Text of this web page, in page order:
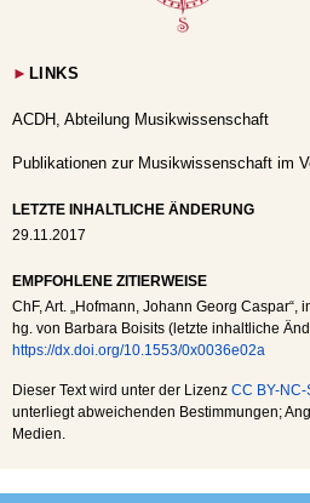
► LINKS
ACDH, Abteilung Musikwissenschaft
Publikationen zur Musikwissenschaft im
LETZTE INHALTLICHE ÄNDERUNG
29.11.2017
EMPFOHLENE ZITIERWEISE
ChF, Art. „Hofmann, Johann Georg Caspar“,
hg. von Barbara Boisits (letzte inhaltliche
https://dx.doi.org/10.1553/0x0036e02a
Dieser Text wird unter der Lizenz CC BY-NC-
unterliegt abweichenden Bestimmungen;
Medien.